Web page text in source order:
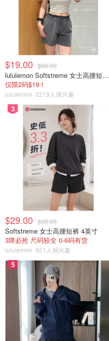
$19.00 $88.00
lululemon Softstreme 女士高腰短裤 10cm
仅限2码$19！
lululemon 2219人感兴趣
3
$29.00 $88.00
Softstreme 女士高腰短裤 4英寸
3降必抢 尺码较全 0-6码有货
lululemon 921人感兴趣
5